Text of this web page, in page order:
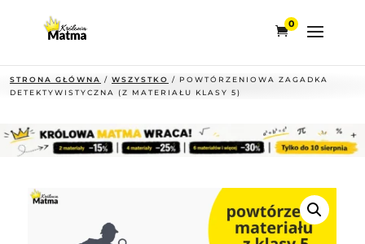
0
STRONA GŁÓWNA / WSZYSTKO / POWTÓRZENIOWA ZAGADKA
DETEKTYWISTYCZNA (Z MATERIAŁU KLASY 5)